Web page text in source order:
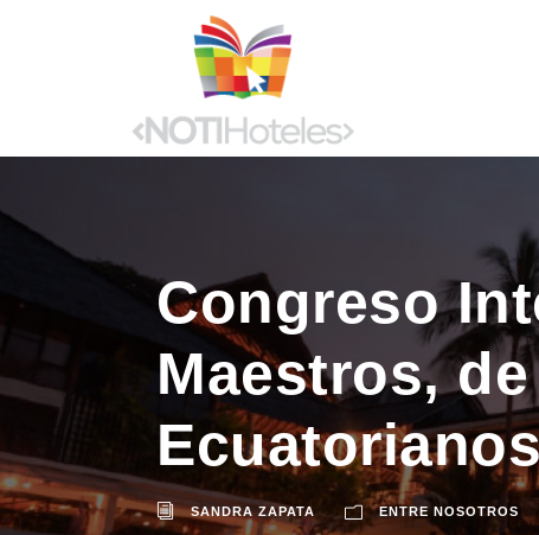
Congreso
Maestros,
SANDRA ZAPATA ENTRE NOSOTROS